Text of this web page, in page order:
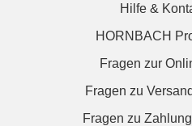
Hilfe &
HORNBACH
Fragen zur
Fragen zu
Fragen zu